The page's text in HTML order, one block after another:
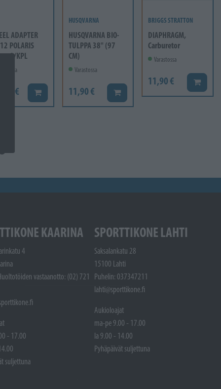
ADAPTER
POLARIS
1/KPL
€ Lisää koriin
HUSQVARNA
HUSQVARNA BIO-
TULPPA 38" (97
CM)
Varastossa
11,90 € Lisää koriin
BRIGGS STRATTON
DIAPHRAGM,
Carburetor
Varastossa
11,90 € Lisää
KAARINA
4
vastaanotto: (02) 721
- 17.00
suljettuna
SPORTTIKONE LAHTI
Saksalankatu 28
15100 Lahti
Puhelin: 037347211
lahti@sporttikone.fi
Aukioloajat
ma-pe 9.00 - 17.00
la 9.00 - 14.00
Pyhäpäivät suljettuna